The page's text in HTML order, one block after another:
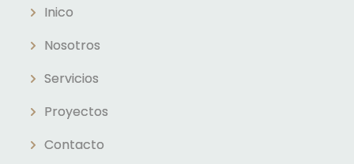
Inico
Nosotros
Servicios
Proyectos
Contacto